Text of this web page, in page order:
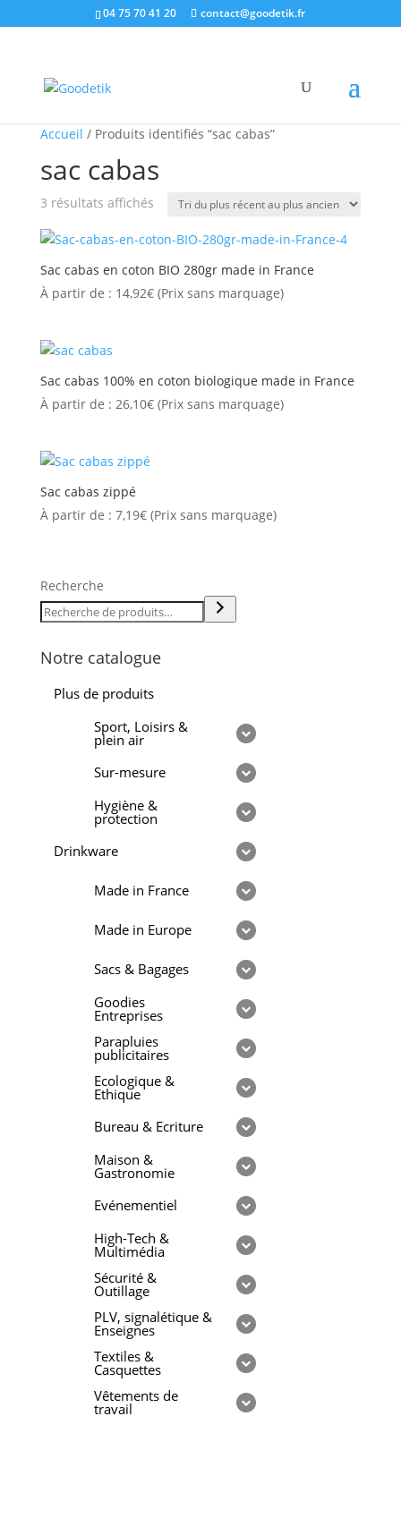
04 75 70 41 20 contact@goodetik.fr
Accueil / Produits identifiés “sac cabas”
sac cabas
3 résultats affichésTrié
plus
récent
plus
Sac cabas en coton BIO 280gr made in France
À partir de : 14,92€(Prix sans marquage)
Sac cabas 100% en coton biologique made in France
À partir de : 26,10€(Prix sans marquage)
Sac cabas zippé
À partir de : 7,19€(Prix sans marquage)
Recherche
Notre catalogue
Plus de produits
Sport, Loisirs &
plein air
Sur-mesure
Hygiène &
protection
Drinkware
Made in France
Made in Europe
Sacs & Bagages
Goodies
Entreprises
Parapluies
publicitaires
Ecologique &
Ethique
Bureau & Ecriture
Maison &
Gastronomie
Evénementiel
High-Tech &
Multimédia
Sécurité &
Outillage
PLV, signalétique &
Enseignes
Textiles &
Casquettes
Vêtements de
travail